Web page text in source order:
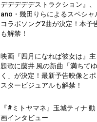
デデデデデストラクション』、
ano・幾田りらによるスペシャ
コラボソング2曲が決定！本予
も解禁！
映画『四月になれば彼女は』主
題歌に藤井 風の新曲「満ちてゆ
く」が決定！最新予告映像とポ
スタービジュアルも解禁！
『#ミトヤマネ』玉城ティナ 動
画インタビュー